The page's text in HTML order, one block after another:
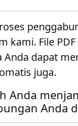
kami. File
Anda dapat
juga.
Anda
Anda